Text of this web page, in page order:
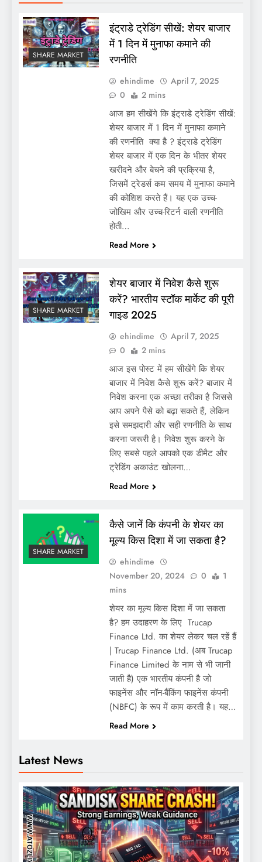
Latest News
SHARE MARKET
इंट्राडे ट्रेडिंग सीखें: शेयर बाजार
में 1 दिन में मुनाफा कमाने की
रणनीति
ehindime
April 7, 2025
0
2 mins
आज हम सीखेंगे कि इंट्राडे ट्रेडिंग सीखें:
शेयर बाजार में 1 दिन में मुनाफा कमाने
की रणनीति क्या है ? इंट्राडे ट्रेडिंग
शेयर बाजार में एक दिन के भीतर शेयर
खरीदने और बेचने की प्रक्रिया है,
जिसमें ट्रेडर्स कम समय में मुनाफा कमाने
की कोशिश करते हैं। यह एक उच्च-
जोखिम और उच्च-रिटर्न वाली रणनीति
होती…
Read More
SHARE MARKET
शेयर बाजार में निवेश कैसे शुरू
करें? भारतीय स्टॉक मार्केट की पूरी
गाइड 2025
ehindime
April 7, 2025
0
2 mins
आज इस पोस्ट में हम सीखेंगे कि शेयर
बाजार में निवेश कैसे शुरू करें? बाजार में
निवेश करना एक अच्छा तरीका है जिससे
आप अपने पैसे को बढ़ा सकते हैं, लेकिन
इसे समझदारी और सही रणनीति के साथ
करना जरूरी है। निवेश शुरू करने के
लिए सबसे पहले आपको एक डीमैट और
ट्रेडिंग अकाउंट खोलना…
Read More
SHARE MARKET
कैसे जानें कि कंपनी के शेयर का
मूल्य किस दिशा में जा सकता है?
ehindime
November 20, 2024
0
1
mins
शेयर का मूल्य किस दिशा में जा सकता
है? हम उदाहरण के लिए Trucap
Finance Ltd. का शेयर लेकर चल रहें हैं
| Trucap Finance Ltd. (अब Trucap
Finance Limited के नाम से भी जानी
जाती है) एक भारतीय कंपनी है जो
फाइनेंस और नॉन-बैंकिंग फाइनेंस कंपनी
(NBFC) के रूप में काम करती है। यह…
Read More